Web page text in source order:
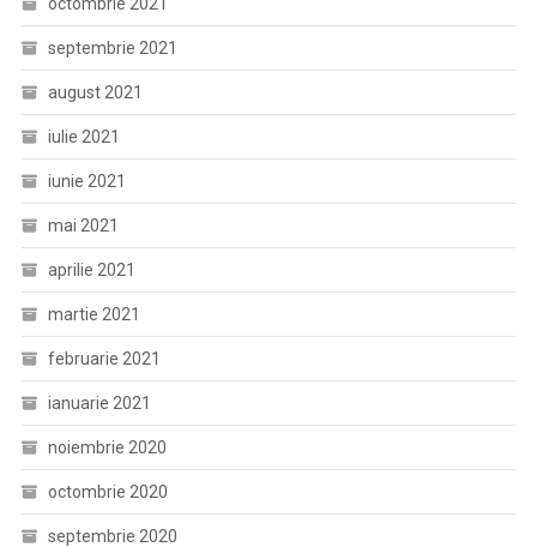
septembrie 2021
august 2021
iulie 2021
iunie 2021
mai 2021
aprilie 2021
martie 2021
februarie 2021
ianuarie 2021
noiembrie 2020
octombrie 2020
septembrie 2020